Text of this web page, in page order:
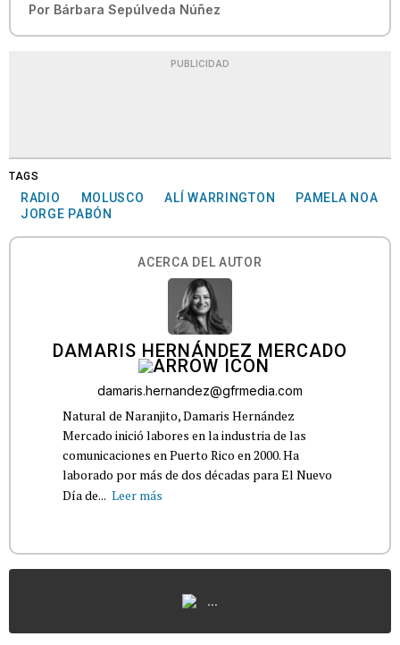
Por Bárbara Sepúlveda Núñez
PUBLICIDAD
TAGS
RADIO MOLUSCO ALÍ WARRINGTON
PAMELA NOA
JORGE PABÓN
ACERCA DEL AUTOR
DAMARIS HERNÁNDEZ MERCADO
damaris.hernandez@gfrmedia.com
Natural de Naranjito, Damaris Hernández
Mercado inició labores en la industria de las
comunicaciones en Puerto Rico en 2000. Ha
laborado por más de dos décadas para El Nuevo
Día de... Leer más
...